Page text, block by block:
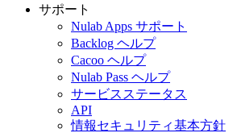
サポート
Nulab Apps サポート
Backlog ヘルプ
Cacoo ヘルプ
Nulab Pass ヘルプ
サービスステータス
API
情報セキュリティ基本方針